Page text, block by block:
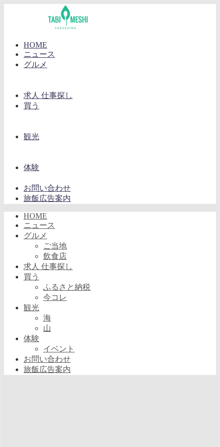
HOME
ニュース
グルメ
求人 仕事探し
買う
観光
体験
お問い合わせ
旅飯広告案内
HOME
ニュース
グルメ
ご当地
飲食店
求人 仕事探し
買う
ふるさと納税
今コレ
観光
海
山
体験
イベント
お問い合わせ
旅飯広告案内